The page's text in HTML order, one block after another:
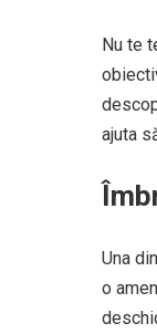
Nu te
ajuta
Una
o